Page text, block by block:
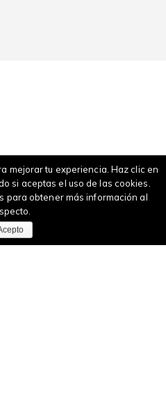
mejorar tu experiencia. Haz clic en
si aceptas el uso de las cookies.
para obtener más información al